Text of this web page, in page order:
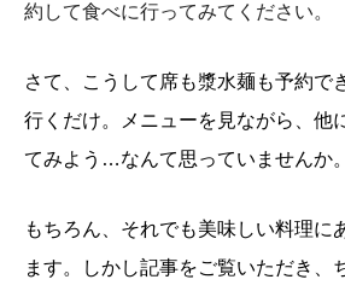
約して食べに行ってみてください。
さて、こうして席も漿水麺も予約で
行くだけ。メニューを 見ながら、他
てみよう…なんて思っていませんか。
もちろん、それでも美味しい料理に
ます。しかし記事をご覧いただき、